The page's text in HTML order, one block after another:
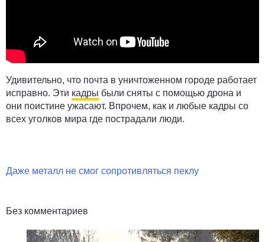
Удивительно, что почта в уничтоженном городе работает
исправно. Эти кадры были сняты с помощью дрона и
они поистине ужасают. Впрочем, как и любые кадры со
всех уголков мира где пострадали люди.
Даже металл не смог сопротивляться пеклу
Без комментариев